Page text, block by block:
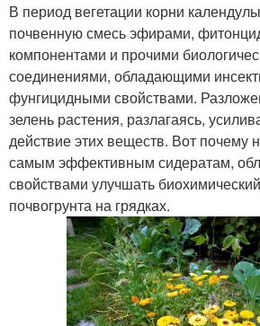
В период вегетации корни
почвенную смесь эфирами,
компонентами и прочими
соединениями, обладающими
фунгицидными свойствами.
зелень растения, разлагаясь,
действие этих веществ. Вот почему
самым эффективным сидератам,
свойствами улучшать
почвогрунта на грядках.